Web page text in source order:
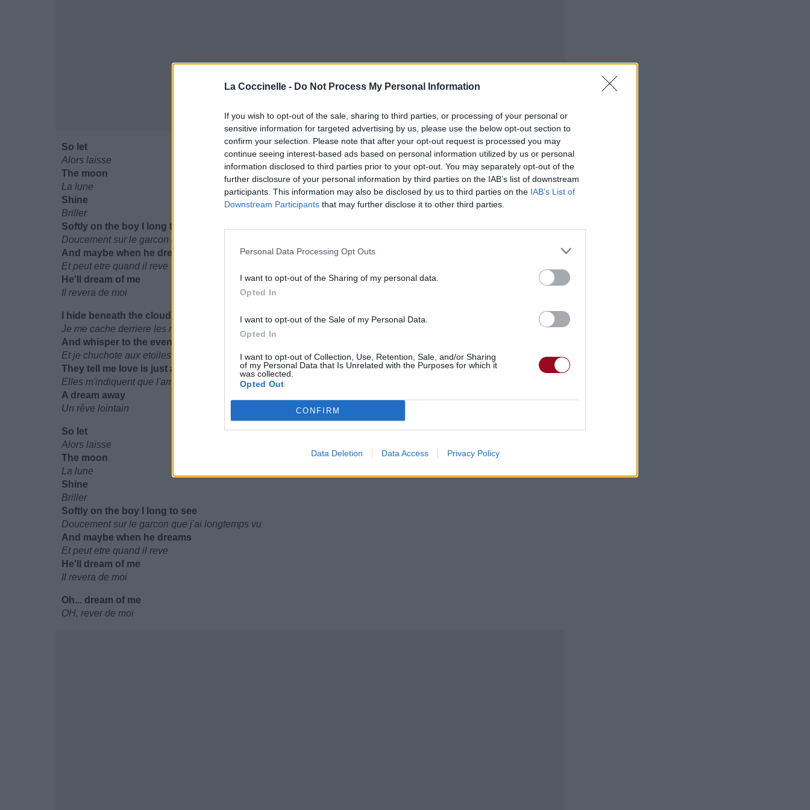
La Coccinelle - Do Not Process My Personal Information
If you wish to opt-out of the sale, sharing to third parties, or processing of your personal or
sensitive information for targeted advertising by us, please use the below opt-out section to
confirm your selection. Please note that after your opt-out request is processed you may
continue seeing interest-based ads based on personal information utilized by us or personal
information disclosed to third parties prior to your opt-out. You may separately opt-out of the
further disclosure of your personal information by third parties on the IAB’s list of downstream
participants. This information may also be disclosed by us to third parties on the IAB’s List of
Downstream Participants that may further disclose it to other third parties.
Personal Data Processing Opt Outs
I want to opt-out of the Sharing of my personal data.
Opted In
I want to opt-out of the Sale of my Personal Data.
Opted In
I want to opt-out of Collection, Use, Retention, Sale, and/or Sharing
of my Personal Data that Is Unrelated with the Purposes for which it
was collected.
Opted Out
CONFIRM
Data Deletion Data Access Privacy Policy
So let
Alors laisse
The moon
La lune
Shine
Briller
Softly on the boy I long to see
Doucement sur le garcon que j'ai longtemps vu
And maybe when he dreams
Et peut etre quand il reve
He'll dream of me
Il revera de moi
I hide beneath the clouds
Je me cache derriere les nuages
And whisper to the evening stars
Et je chuchote aux etoiles du soir
They tell me love is just a dream away
Elles m'indiquent que l'amour est juste une rêve lointain
A dream away
Un rêve lointain
So let
Alors laisse
The moon
La lune
Shine
Briller
Softly on the boy I long to see
Doucement sur le garcon que j'ai longtemps vu
And maybe when he dreams
Et peut etre quand il reve
He'll dream of me
Il revera de moi
Oh... dream of me
OH, rever de moi